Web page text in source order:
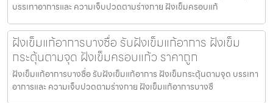
บรรเทาอาการและ ความเจ็บปวดตามร่างกาย ฝังเข็มครอบแก้
ฝังเข็มแก้อาการบางซื่อ รับฝังเข็มแก้อาการ ฝังเข็ม
กระตุ้นตามจุด ฝังเข็มครอบแก้ว ราคาถูก
ฝังเข็มแก้อาการบางซื่อ รับฝังเข็มแก้อาการ ฝังเข็มกระตุ้นตามจุด บรรเทา
อาการและ ความเจ็บปวดตามร่างกาย ฝังเข็มแก้อาการบางซื